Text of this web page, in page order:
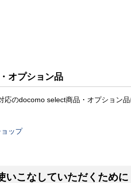
オプション品
応のdocomo select商品・オプション
ョップ
いこなしていただくために